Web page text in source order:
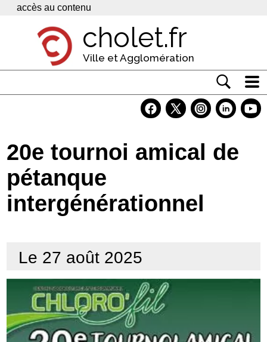
Panneau de gestion des cookies
accès au contenu
cholet.fr
Ville et Agglomération
Economie
Services
Contacts
20e tournoi amical de
pétanque
intergénérationnel
Le 27 août 2025